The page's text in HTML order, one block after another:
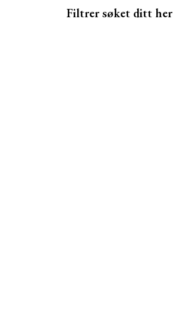
Filtrer søket ditt her